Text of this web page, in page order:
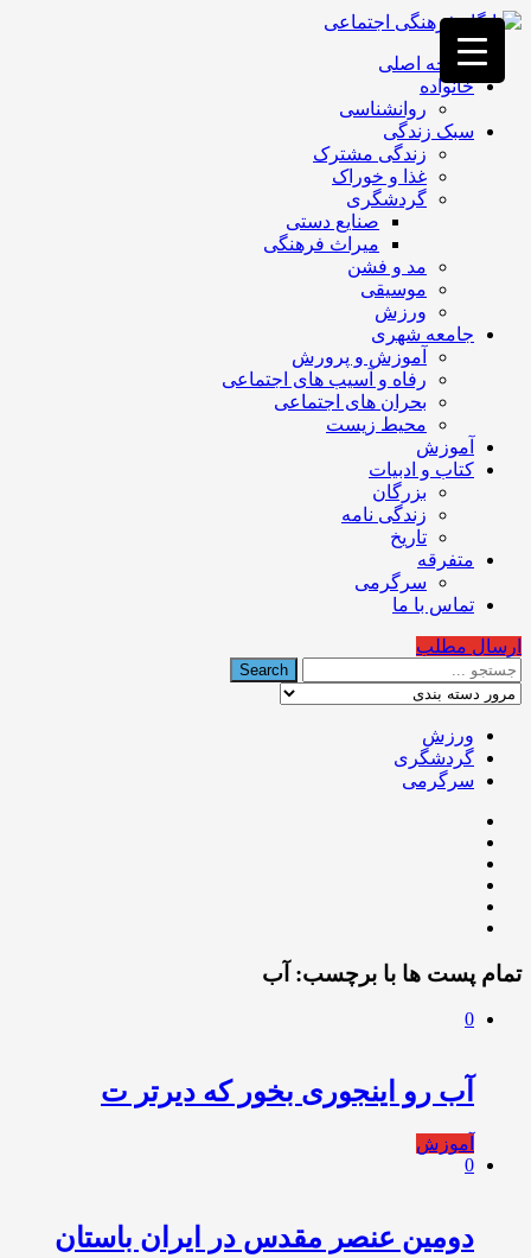
فصد
خون
غرب
تهران
خشکشویی
تصفیه
تهران
صفحه اصلی
خانواده
روانشناسی
سبک زندگی
زندگی مشترک
غذا و خوراک
گردشگری
صنایع دستی
میراث فرهنگی
مد و فشن
موسیقی
ورزش
جامعه شهری
آموزش و پرورش
رفاه و آسیب های اجتماعی
بحران های اجتماعی
محیط زیست
آموزش
کتاب و ادبیات
بزرگان
زندگی نامه
تاریخ
متفرقه
سرگرمی
تماس با ما
ارسال مطلب
ورزش
گردشگری
سرگرمی
تمام پست ها با برچسب: آب
0
آب رو اینجوری بخور که دیرتر ت
آموزش
0
دومین عنصر مقدس در ایران باستان